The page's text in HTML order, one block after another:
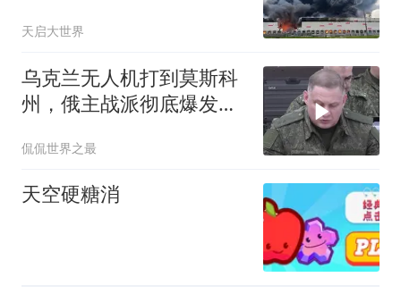
天启大世界
乌克兰无人机打到莫斯科
州，俄主战派彻底爆发：
侃侃世界之最
天空硬糖消